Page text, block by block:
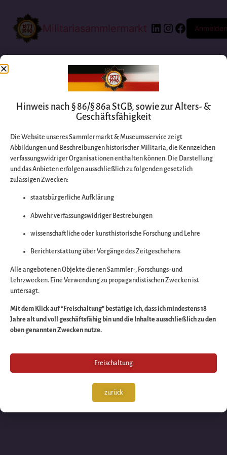
Militariasammlermarkt Anmelden
Entschuldigen Sie
bitte die
Wir arbeiten an
großartigen Sache
schauen Sie bald
wieder vorbei!
Hinweis nach § 86/§ 86a StGB, sowie zur Alters- &
Geschäftsfähigkeit
Die Website unseres Sammlermarkt & Museumsservice zeigt
Abbildungen und Beschreibungen historischer Militaria, die Kennzeichen
verfassungswidriger Organisationen enthalten können. Die Darstellung
und das Anbieten erfolgen ausschließlich zu folgenden gesetzlich
zulässigen Zwecken:
staatsbürgerliche Aufklärung
Abwehr verfassungswidriger Bestrebungen
wissenschaftliche oder kunsthistorische Forschung und Lehre
Berichterstattung über Vorgänge des Zeitgeschehens
Alle angebotenen Objekte dienen Sammler-, Forschungs- und
Lehrzwecken. Eine Verwendung zu propagandistischen Zwecken ist
untersagt.
Mit dem Klick auf “Freischaltung” bestätige ich, dass ich mindestens 18
Jahre alt und voll geschäftsfähig bin und die Inhalte ausschließlich zu den
oben genannten Zwecken nutze.
Freischaltung
zurück